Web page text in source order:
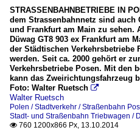
STRASSENBAHNBETRIEBE IN
dem Strassenbahnnetz sind auch
und Frankfurt am Main zu sehen.
Düwag GT8 903 ex Frankfurt am
der Städtischen Verkehrsbetriebe
werden. Seit ca. 2000 gehört er
Verkehrsbetriebe Posen. Mit den
kann das Zweirichtungsfahrzeug
Foto: Walter Ruetsch 
Walter Ruetsch
Polen / Stadtverkehr / Straßenbahn
Stadt- und Straßenbahn Triebwagen /
 760 1200x866 Px, 13.10.2014